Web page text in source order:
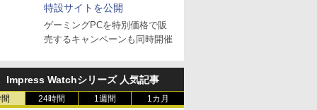
特設サイトを公開
ゲーミングPCを特別価格で販
売するキャンペーンも同時開催
Impress Watchシリーズ 人気記事
24時間 1週間 1カ月